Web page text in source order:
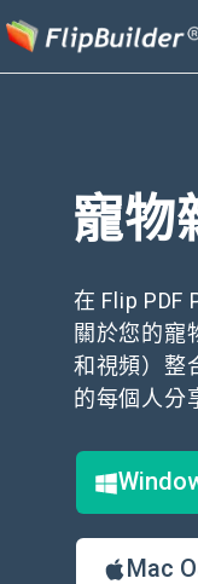
寵物
在 Flip PDF
關於您的寵
和視頻）整
的每個人分
Mac